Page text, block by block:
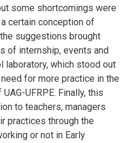
some shortcomings were
certain conception of
suggestions brought
of internship, events and
laboratory, which stood out
for more practice in the
UFRPE. Finally, this
to teachers, managers
practices through the
or not in Early